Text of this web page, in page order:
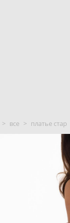
> все > платье стар